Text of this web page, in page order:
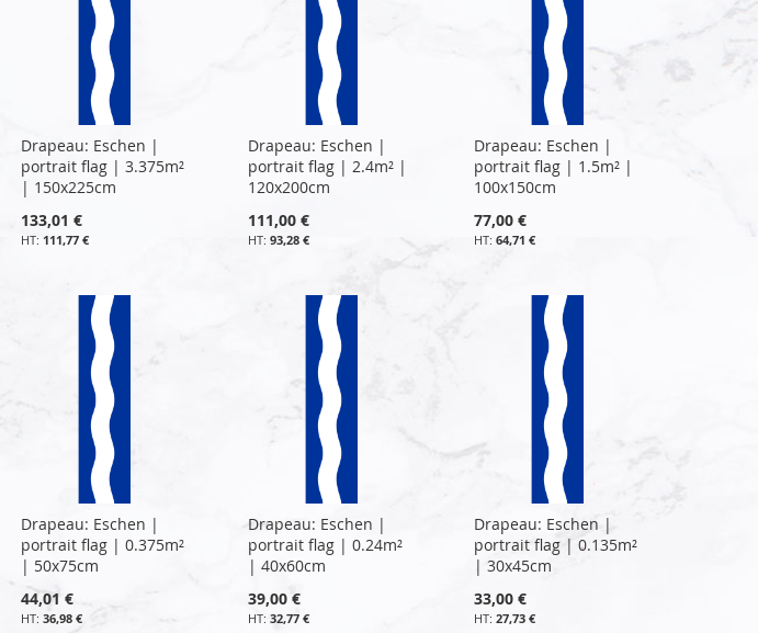
Drapeau: Eschen |
portrait flag | 3.375m²
| 150x225cm
133,01 €
111,77 €
Drapeau: Eschen |
portrait flag | 2.4m² |
120x200cm
111,00 €
93,28 €
Drapeau: Eschen |
portrait flag | 1.5m² |
100x150cm
77,00 €
64,71 €
Drapeau: Eschen |
portrait flag | 0.375m²
| 50x75cm
44,01 €
36,98 €
Drapeau: Eschen |
portrait flag | 0.24m²
| 40x60cm
39,00 €
32,77 €
Drapeau: Eschen |
portrait flag | 0.135m²
| 30x45cm
33,00 €
27,73 €